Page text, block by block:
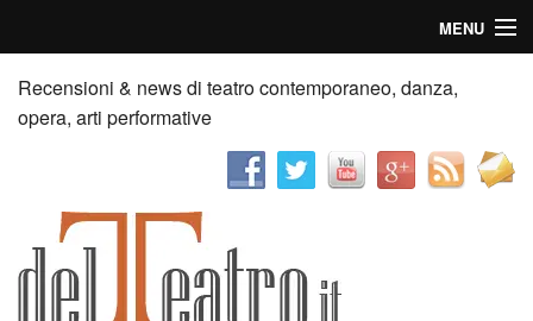
MENU
Home
Recensioni
News
Palazzi consiglia
Recensioni & news di teatro contemporaneo, danza,
opera, arti performative